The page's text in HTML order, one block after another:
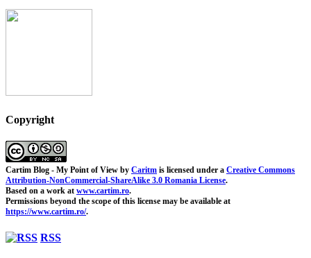
Copyright
Cartim Blog - My Point of View by Caritm is licensed under a Creative Commons
Attribution-NonCommercial-ShareAlike 3.0 Romania License.
Based on a work at www.cartim.ro.
Permissions beyond the scope of this license may be available at
https://www.cartim.ro/.
RSS